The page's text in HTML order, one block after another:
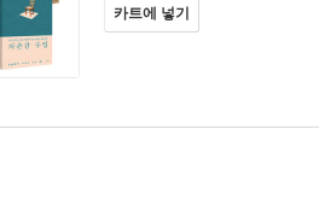
카트에 넣기